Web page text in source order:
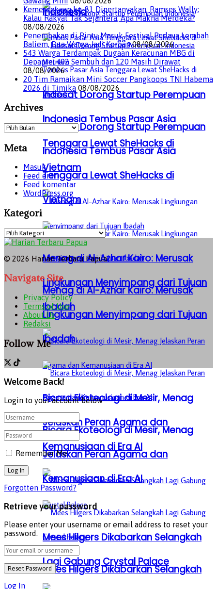
Indosat Dorong Startup Perempuan
Indonesia Tembus Pasar Asia
Tenggara Lewat SheHacks di
Vietnam
Menag di Al-Azhar Kairo: Merusak
Lingkungan Menyimpang dari Tujuan
Ibadah
Bicara Ekoteologi di Mesir, Menag
Jelaskan Peran Agama dan
Kemanusiaan di Era AI
Mees Hilgers Dikabarkan Selangkah
Lagi Gabung Crystal Palace
Indonesia
Indosat Dorong Startup Perempuan
Indonesia Tembus Pasar Asia
Tenggara Lewat SheHacks di
Vietnam
Menag di Al-Azhar Kairo: Merusak
Lingkungan Menyimpang dari Tujuan
Ibadah
Bicara Ekoteologi di Mesir, Menag
Jelaskan Peran Agama dan
Kemanusiaan di Era AI
Mees Hilgers Dikabarkan Selangkah
Kemerdekaan ke-81 Dipertanyakan, Ramses Wally:
Kalau Rakyat Tak Sejahtera, Apa Makna Merdeka?
08/08/2026
Penembakan di Pintu Masuk Festival Budaya Lembah
Baliem, Dua Warga Jadi Korban 08/08/2026
543 Warga Terdampak Dugaan Keracunan MBG di
Depapre, 402 Sembuh dan 120 Masih Dirawat
08/08/2026
20 Tim Ramaikan Mini Soccer Pangkoops TNI Habema
2026 di Timika 08/08/2026
Archives
Meta
Masuk
Feed entri
Feed komentar
WordPress.org
Kategori
© 2026 Harian Terbaru Papua
Navigate Site
Privacy Policy
Terms of Use
About Us
Redaksi
Follow Me
Welcome Back!
Login to your account below
Remember Me
Forgotten Password?
Retrieve your password
Please enter your username or email address to reset your
password.
Log In